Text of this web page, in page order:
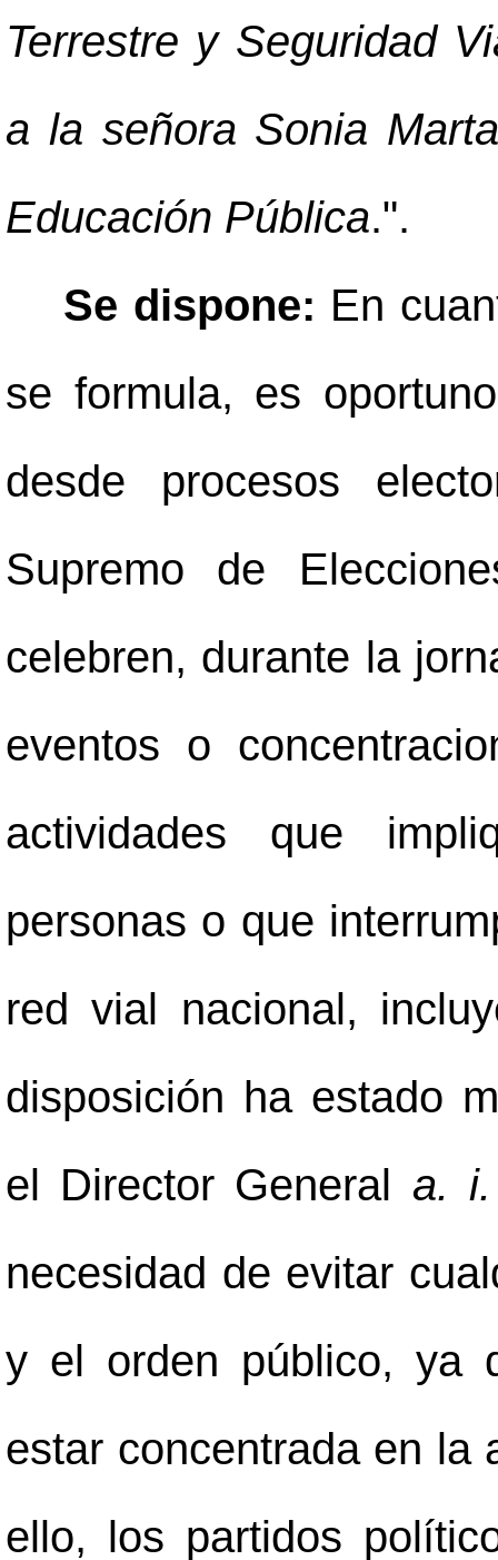
Terrestre y Seguridad
a la señora Sonia
Educación Pública.".
Se dispone: En
se formula, es
desde procesos
Supremo de
celebren, durante la
eventos o
actividades que
personas o que
red vial nacional,
disposición ha estado
el Director General a. i.
necesidad de evitar
y el orden público, ya
estar concentrada en la
ello, los partidos